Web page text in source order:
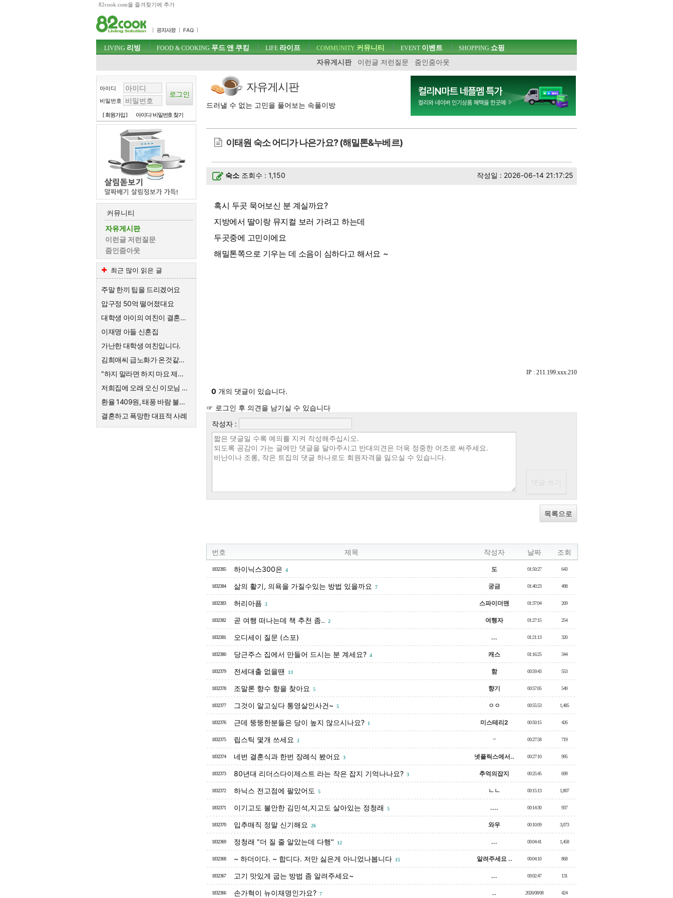
82cook.com을 즐겨찾기에 추가
주메뉴 바로가기
컨텐츠 바로가기
검색 바로가기
로그인 바로가기
주메뉴
LIVING 리빙 FOOD & COOKING 푸드 앤 쿠킹 LIFE 라이프 COMMUNITY 커뮤니티
자유게시판
이런글 저런질문 줌인줌아웃
EVENT이벤트 SHOPPING 쇼핑
아이디
비밀번호
[ 회원가입 ] 아이디/ 비밀번호 찾기
커뮤니티
자유게시판
이런글 저런질문
줌인줌아웃
최근 많이 읽은 글
주말 한끼 팁을 드리겠어요
압구정 50억 떨어졌대요
대학생 아이의 여친이 결혼하자고한대요
이재명 아들 신혼집
가난한 대학생 여친입니다.
김희애씨 급노화가 온것같네요
"하지 말라면 하지 마요 제발!" 의사를 믿지 않는 엄마의 고집
저희집에 오래 오신 이모님 퇴직금
환율 1409원, 태풍 바람 불어요
결혼하고 폭망한 대표적 사례
자유게시판
드러낼 수 없는 고민을 풀어보는 속풀이방
이태원 숙소 어디가 나은가요? (해밀톤&누베르)
숙소 조회수 : 1,150 작성일 : 2026-06-14 21:17:25
혹시 두곳 묵어보신 분 계실까요?
지방에서 딸이랑 뮤지컬 보러 가려고 하는데
두곳중에 고민이에요
해밀톤쪽으로 기우는 데 소음이 심하다고 해서요 ~
IP : 211.199.xxx.210
0 개의 댓글이 있습니다.
☞ 로그인 후 의견을 남기실 수 있습니다
작성자 :
목록으로
번호 제목 작성자 날짜 조회
1832385 하이닉스300은 4 도 01:50:27 643
1832384 삶의 활기, 의욕을 가질수있는 방법 있을까요 7 궁금 01:40:23 498
1832383 허리아픔 2 스파이더맨 01:37:04 209
1832382 곧 여행 떠나는데 책 추천 좀.. 2 여행자 01:27:15 254
1832381 오디세이 질문 (스포) ... 01:21:13 320
1832380 당근주스 집에서 만들어 드시는 분 계세요? 4 캐스 01:16:25 344
1832379 전세대출 없을땐 13 함 00:59:43 553
1832378 조말론 향수 향을 찾아요 5 향기 00:57:05 549
1832377 그것이 알고싶다 통영살인사건~ 5 ㅇㅇ 00:55:53 1,485
1832376 근데 뚱뚱한분들은 당이 높지 않으시나요? 1 미스테리2 00:50:15 426
1832375 립스틱 몇개 쓰세요 2 ᆢ 00:27:58 719
1832374 네번 결혼식과 한번 장례식 봤어요 3 넷플릭스에서.. 00:27:10 995
1832373 80년대 리더스다이제스트 라는 작은 잡지 기억나나요? 3 추억의잡지 00:25:45 699
1832372 하닉스 전고점에 팔았어도 5 ㄴㄴ 00:15:13 1,807
1832371 이기고도 불안한 김민석,지고도 살아있는 정청래 5 .... 00:14:30 937
1832370 입추매직 정말 신기해요 26 와우 00:10:09 3,073
1832369 정청래 "더 질 줄 알았는데 다행" 12 ... 00:04:41 1,458
1832368 ~ 하더이다. ~ 합디다. 저만 싫은게 아니었나봅니다 15 알려주세요 .. 00:04:10 868
1832367 고기 맛있게 굽는 방법 좀 알려주세요~ ... 00:02:47 131
1832366 손가혁이 뉴이재명인가요? 7 .. 2026/08/08 424